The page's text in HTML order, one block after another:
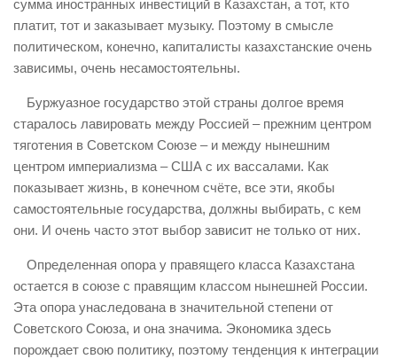
сумма иностранных инвестиций в Казахстан, а тот, кто
платит, тот и заказывает музыку. Поэтому в смысле
политическом, конечно, капиталисты казахстанские очень
зависимы, очень несамостоятельны.
Буржуазное государство этой страны долгое время
старалось лавировать между Россией – прежним центром
тяготения в Советском Союзе – и между нынешним
центром империализма – США с их вассалами. Как
показывает жизнь, в конечном счёте, все эти, якобы
самостоятельные государства, должны выбирать, с кем
они. И очень часто этот выбор зависит не только от них.
Определенная опора у правящего класса Казахстана
остается в союзе с правящим классом нынешней России.
Эта опора унаследована в значительной степени от
Советского Союза, и она значима. Экономика здесь
порождает свою политику, поэтому тенденция к интеграции